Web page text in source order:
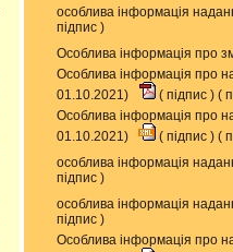
особлива інформація
підпис )
Особлива інформація про
Особлива інформація про
01.10.2021)
( підпис ) (
Особлива інформація про
01.10.2021)
( підпис ) (
особлива інформація
підпис )
особлива інформація
підпис )
Особлива інформація про